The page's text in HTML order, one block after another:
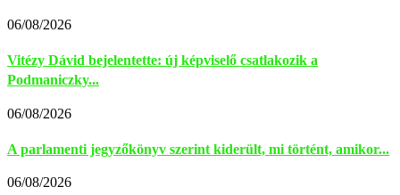
06/08/2026
Vitézy Dávid bejelentette: új képviselő csatlakozik a
Podmaniczky...
06/08/2026
A parlamenti jegyzőkönyv szerint kiderült, mi történt, amikor...
06/08/2026